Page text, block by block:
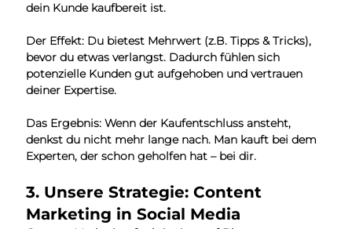
dein Kunde kaufbereit ist.
Der Effekt: Du bietest Mehrwert (z.B. Tipps & Tricks),
bevor du etwas verlangst. Dadurch fühlen sich
potenzielle Kunden gut aufgehoben und vertrauen
deiner Expertise.
Das Ergebnis: Wenn der Kaufentschluss ansteht,
denkst du nicht mehr lange nach. Man kauft bei dem
Experten, der schon geholfen hat – bei dir.
3. Unsere Strategie: Content
Marketing in Social Media